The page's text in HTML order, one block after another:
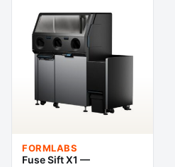
FORMLABS
Fuse Sift X1 —